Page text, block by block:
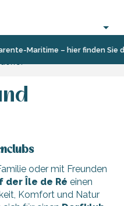
Maritime – hier finden Sie
oder mit Freunden
der Île de Ré einen
Komfort und Natur